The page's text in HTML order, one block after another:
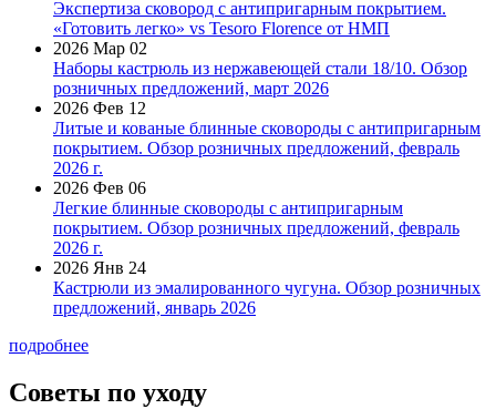
Экспертиза сковород с антипригарным покрытием.
«Готовить легко» vs Tesoro Florence от НМП
2026 Мар 02
Наборы кастрюль из нержавеющей стали 18/10. Обзор
розничных предложений, март 2026
2026 Фев 12
Литые и кованые блинные сковороды с антипригарным
покрытием. Обзор розничных предложений, февраль
2026 г.
2026 Фев 06
Легкие блинные сковороды с антипригарным
покрытием. Обзор розничных предложений, февраль
2026 г.
2026 Янв 24
Кастрюли из эмалированного чугуна. Обзор розничных
предложений, январь 2026
подробнее
Советы по уходу